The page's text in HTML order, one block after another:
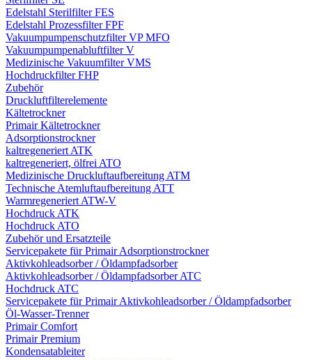
Edelstahl Sterilfilter FES
Edelstahl Prozessfilter FPF
Vakuumpumpenschutzfilter VP MFO
Vakuumpumpenabluftfilter V
Medizinische Vakuumfilter VMS
Hochdruckfilter FHP
Zubehör
Druckluftfilterelemente
Kältetrockner
Primair Kältetrockner
Adsorptionstrockner
kaltregeneriert ATK
kaltregeneriert, ölfrei ATO
Medizinische Druckluftaufbereitung ATM
Technische Atemluftaufbereitung ATT
Warmregeneriert ATW-V
Hochdruck ATK
Hochdruck ATO
Zubehör und Ersatzteile
Servicepakete für Primair Adsorptionstrockner
Aktivkohleadsorber / Öldampfadsorber
Aktivkohleadsorber / Öldampfadsorber ATC
Hochdruck ATC
Servicepakete für Primair Aktivkohleadsorber / Öldampfadsorber
Öl-Wasser-Trenner
Primair Comfort
Primair Premium
Kondensatableiter